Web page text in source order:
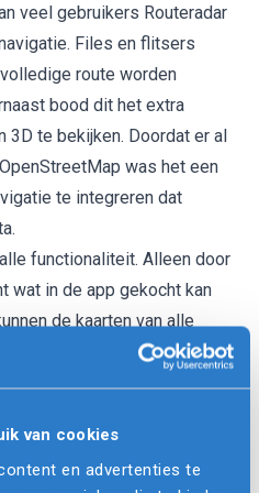
van cookies
en advertenties te
veel gebruikers Routeradar
. Files en flitsers
route worden
bood dit het extra
3D te bekijken. Doordat er al
was het een
te integreren dat
functionaliteit. Alleen door
wat in de app gekocht kan
de kaarten van alle
worden, zijn
een aantal andere extra’s
zijn goede voorbeelden
makkelijker en beter te